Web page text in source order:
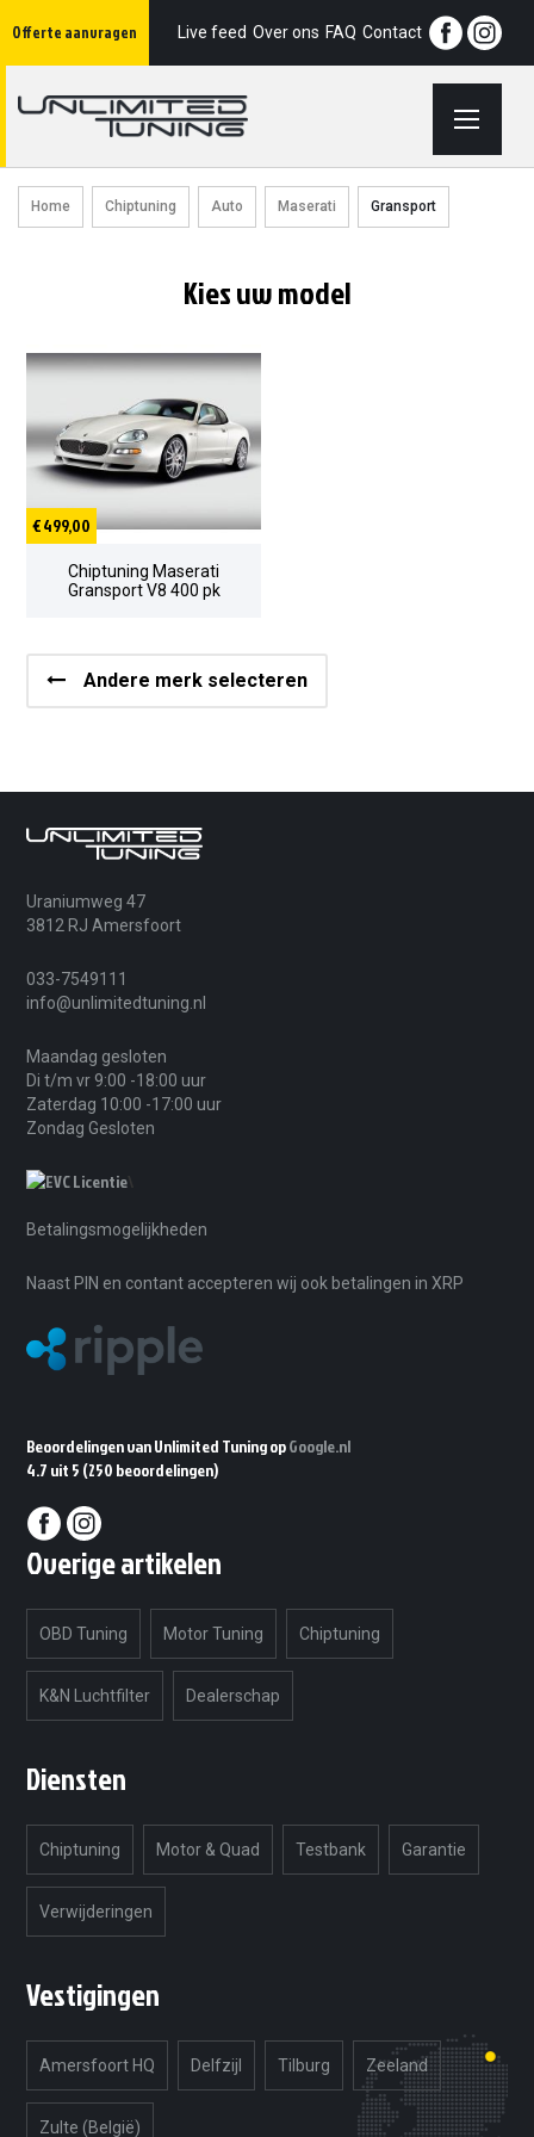
Offerte aanvragen
naarLive feed Over ons FAQ Contact
Home Chiptuning Auto Maserati Gransport
Kies uw model
€ 499,00
Chiptuning Maserati
Gransport V8 400 pk
Andere merk selecteren
Uraniumweg 47
3812 RJ Amersfoort
033-7549111
info@unlimitedtuning.nl
Maandag gesloten
Di t/m vr 9:00 -18:00 uur
Zaterdag 10:00 -17:00 uur
Zondag Gesloten
Betalingsmogelijkheden
Naast PIN en contant accepteren wij ook betalingen in XRP
Beoordelingen van Unlimited Tuning opGoogle.nl
4.7 uit 5 (250 beoordelingen)
Overige artikelen
OBD Tuning Motor Tuning Chiptuning
K&N Luchtfilter Dealerschap
Diensten
Chiptuning Motor & Quad Testbank Garantie
Verwijderingen
Vestigingen
Amersfoort HQ Delfzijl Tilburg Zeeland
Zulte (België)